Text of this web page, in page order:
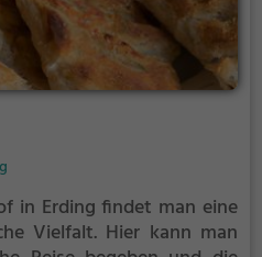
in Erding findet man eine
Vielfalt. Hier kann man